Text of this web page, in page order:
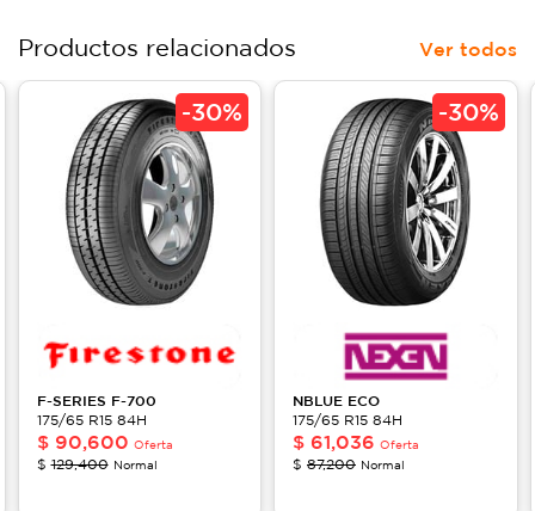
Productos relacionados Ver todos
-30%
F-SERIES F-700
175/65 R15 84H
$ 90,600 Oferta
$129,400 Normal
-30%
NBLUE ECO
175/65 R15 84H
$ 61,036 Oferta
$ 87,200 Normal